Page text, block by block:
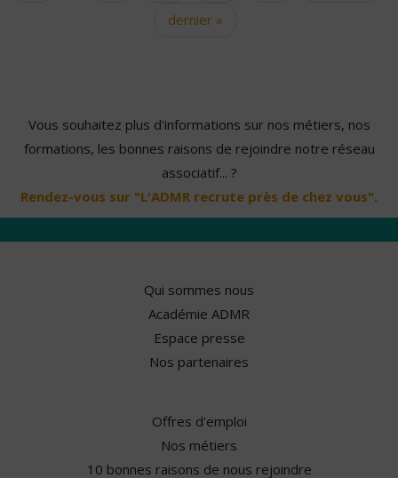
dernier »
Vous souhaitez plus d'informations sur nos métiers, nos
formations, les bonnes raisons de rejoindre notre réseau
associatif... ?
Rendez-vous sur "L'ADMR recrute près de chez vous".
Qui sommes nous
Académie ADMR
Espace presse
Nos partenaires
Offres d'emploi
Nos métiers
10 bonnes raisons de nous rejoindre